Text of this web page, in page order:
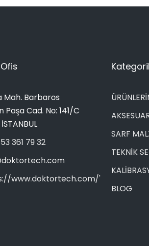
Mah. Barbaros
Paşa Cad. No: 141/C
361 79 32
www.doktortech.com/'
SARF
TEKNİK
BLOG